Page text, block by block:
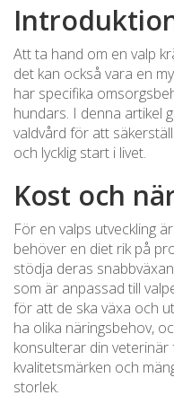
Att ta hand om en valp
det kan också vara en
har specifika
hundars. I denna artikel
valdvård för att
och lycklig start i livet.
Kost och
För en valps utveckling är
behöver en diet rik på
stödja deras
som är anpassad till
för att de ska växa och
ha olika näringsbehov,
konsulterar din
kvalitetsmärken och
storlek.